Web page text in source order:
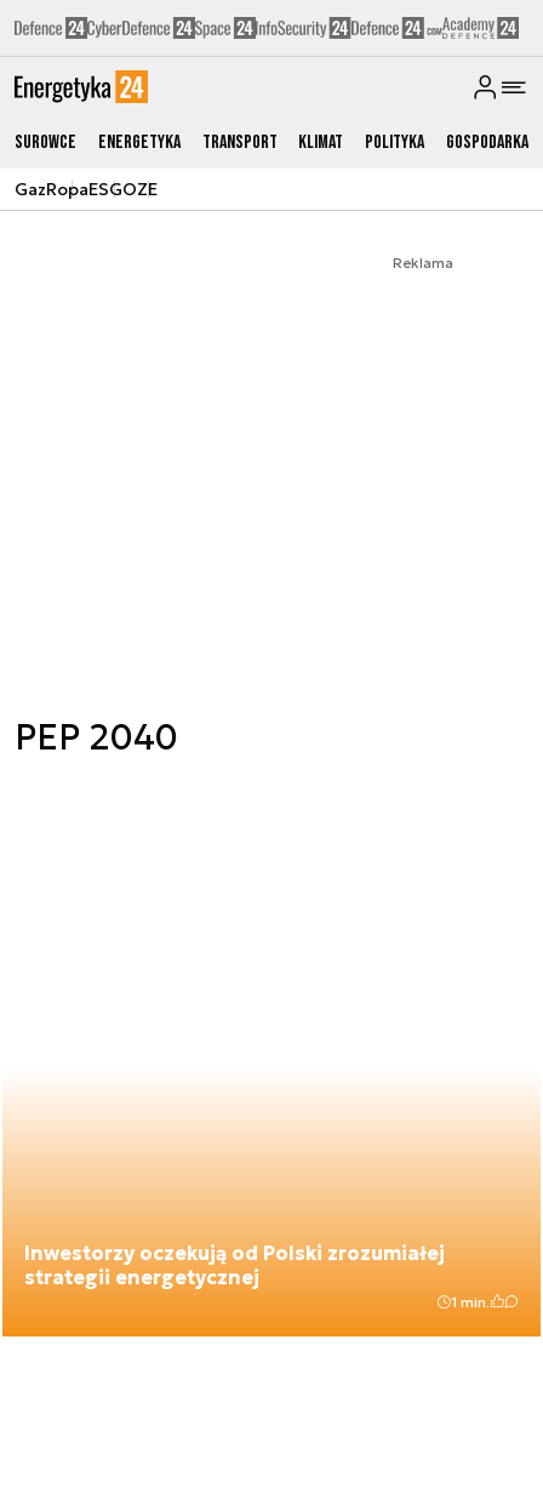
Surowce Energetyka Transport Klimat Polityka Gospodarka
GazRopaESGOZE
Reklama
PEP 2040
Inwestorzy oczekują od Polski zrozumiałej
strategii energetycznej
1 min.